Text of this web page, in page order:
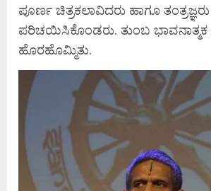
ಪೂರ್ಣ ಚಿತ್ರಕಲಾವಿದರು ಹಾಗೂ
ಪರಿಚಯಿಸಿಕೊಂಡರು. ತುಂಬ
ಹೊರಹೊಮ್ಮಿತು.